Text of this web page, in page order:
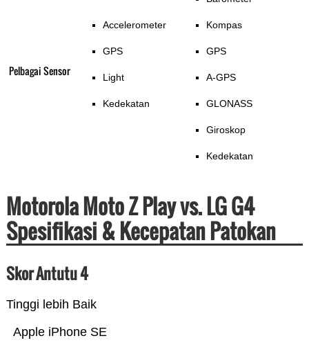
Pelbagai Sensor
Accelerometer
GPS
Light
Kedekatan
Kompas
GPS
A-GPS
GLONASS
Giroskop
Kedekatan
Motorola Moto Z Play vs. LG G4
Spesifikasi & Kecepatan Patokan
Skor Antutu 4
Tinggi lebih Baik
Apple iPhone SE